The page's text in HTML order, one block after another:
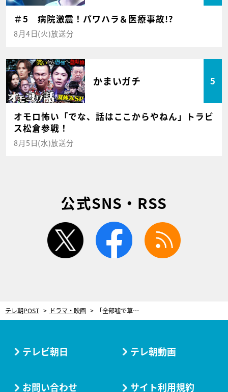
＃5 病院激震！パワハラ＆医療事故!?
8月4日(火)放送分
かまいガチ 5
オモロ怖い「でな、話はここからやねん」トラビ
ス松倉参戦！
8月5日(水)放送分
公式SNS・RSS
twitter facebook
テレ朝POST ドラマ・映画 「全部嘘で草」「病気を舐め過ぎ」闘病日記で話題の健気妻がSNS大炎上！最悪本性判明の暴露映像が流出＜余命３ヶ月のサレ夫＞
テレビ朝日 テレ朝動画
お問い合わせ サイト利用規約